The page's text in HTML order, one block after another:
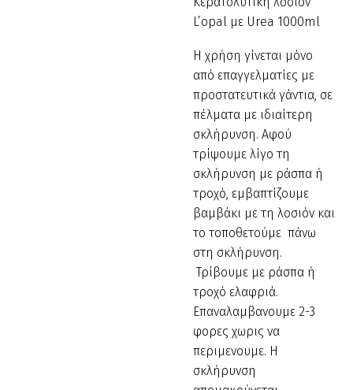
L’opal με Urea 1000ml
Η χρήση γίνεται μόνο
από επαγγελματίες με
προστατευτικά γάντια, σε
πέλματα με ιδιαίτερη
σκλήρυνση. Αφού
τρίψουμε λίγο τη
σκλήρυνση με ράσπα ή
τροχό, εμβαπτίζουμε
βαμβάκι με τη λοσιόν και
το τοποθετούμε πάνω
στη σκλήρυνση.
Τρίβουμε με ράσπα ή
τροχό ελαφριά.
Επαναλαμβανουμε 2-3
φορες χωρις να
περιμενουμε. Η
σκλήρυνση